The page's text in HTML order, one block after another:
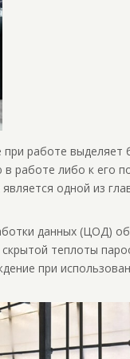
работе
работе либо к его
одной из
данных (ЦОД)
теплоты
при